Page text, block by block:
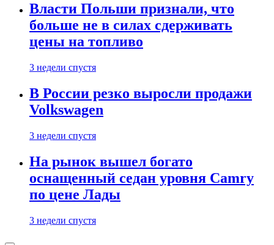
Власти Польши признали, что
больше не в силах сдерживать
цены на топливо
3 недели спустя
В России резко выросли продажи
Volkswagen
3 недели спустя
На рынок вышел богато
оснащенный седан уровня Camry
по цене Лады
3 недели спустя